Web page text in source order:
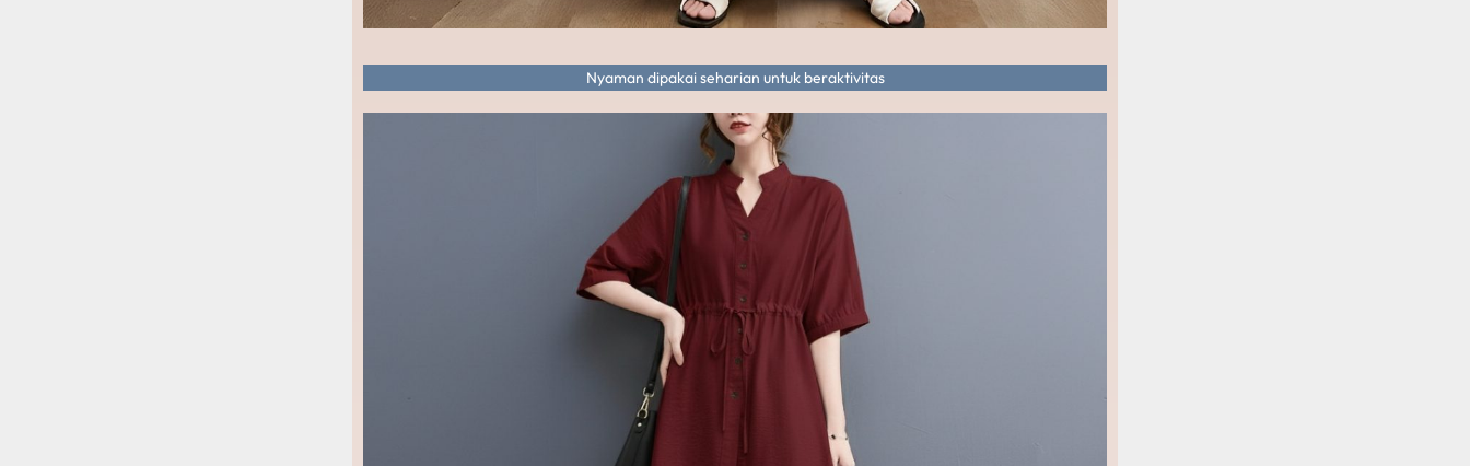
Nyaman dipakai seharian untuk beraktivitas